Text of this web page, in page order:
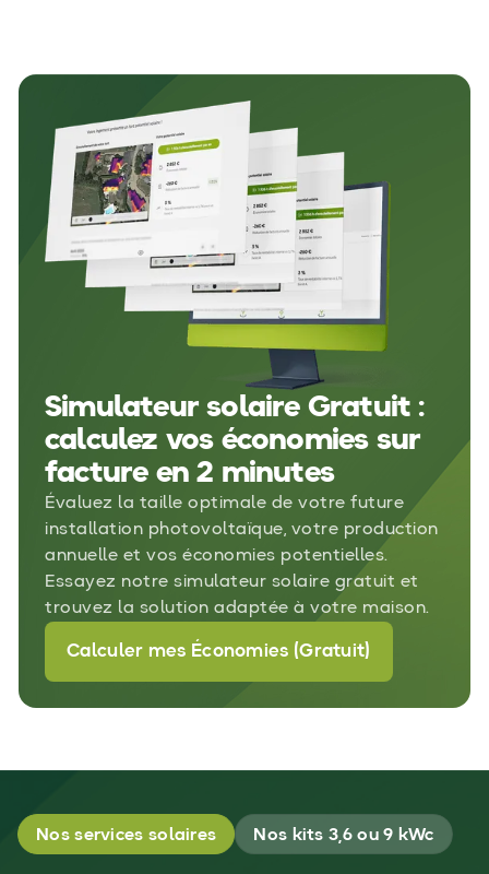
Simulateur solaire Gratuit :
calculez vos économies sur
facture en 2 minutes
Évaluez la taille optimale de votre future
installation photovoltaïque, votre production
annuelle et vos économies potentielles.
Essayez notre simulateur solaire gratuit et
trouvez la solution adaptée à votre maison.
Calculer mes Économies (Gratuit)
Nos services solaires Nos kits 3,6 ou 9 kWc